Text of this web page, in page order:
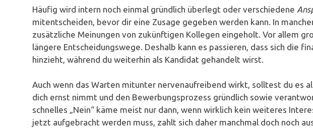
Häufig wird intern noch einmal gründlich überlegt oder verschiedene
mitentscheiden, bevor dir eine Zusage gegeben werden kann. In
zusätzliche Meinungen von zukünftigen Kollegen eingeholt. Vor allem
längere Entscheidungswege. Deshalb kann es passieren, dass sich die
hinzieht, während du weiterhin als Kandidat gehandelt wirst.
Auch wenn das Warten mitunter nervenaufreibend wirkt, solltest du es
dich ernst nimmt und den Bewerbungsprozess gründlich sowie
schnelles „Nein“ käme meist nur dann, wenn wirklich kein weiteres
jetzt aufgebracht werden muss, zahlt sich daher manchmal doch noch